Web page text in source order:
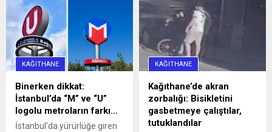
hatalı park nedeniyle
caddeyi araç trafiğine
kapattı. Araç sürücüleri ile
halk otobüsündeki
yurttaşlar, uzun bir süre
aracın sürücüsüne
ulaşmaya ...
KAĞITHANE
Binerken dikkat:
İstanbul’da “M” ve “U”
logolu metroların farkı…
İstanbul'da yürürlüğe giren
KAĞITHANE
Kağıthane’de akran
zorbalığı: Bisikletini
gasbetmeye çalıştılar,
tutuklandılar